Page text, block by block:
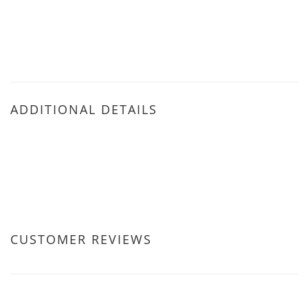
ADDITIONAL DETAILS
CUSTOMER REVIEWS